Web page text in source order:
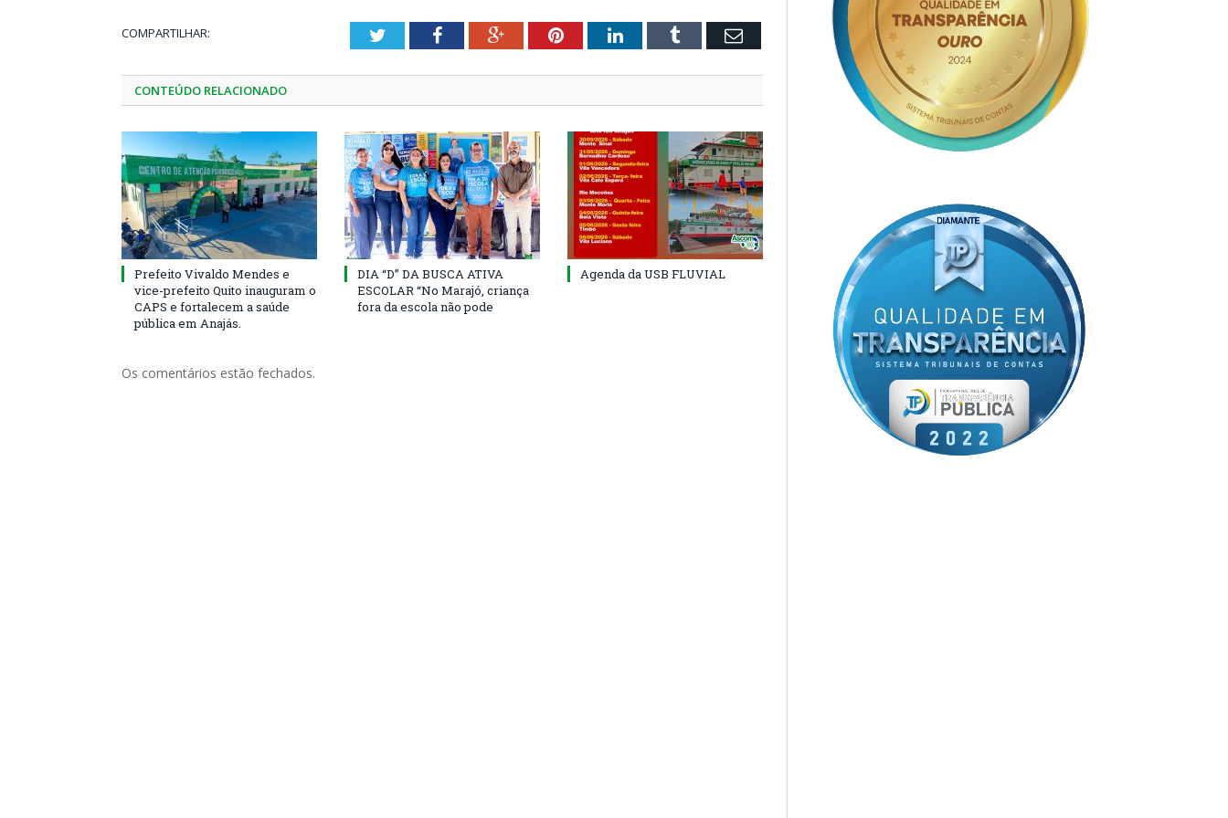
COMPARTILHAR: TwitterFacebookGoogle+PinterestLinkedInTumblr Email
CONTEÚDO RELACIONADO
Prefeito Vivaldo Mendes e
vice-prefeito Quito inauguram o
CAPS e fortalecem a saúde
pública em Anajás.
DIA “D” DA BUSCA ATIVA
ESCOLAR “No Marajó, criança
fora da escola não pode
Agenda da USB FLUVIAL
Os comentários estão fechados.